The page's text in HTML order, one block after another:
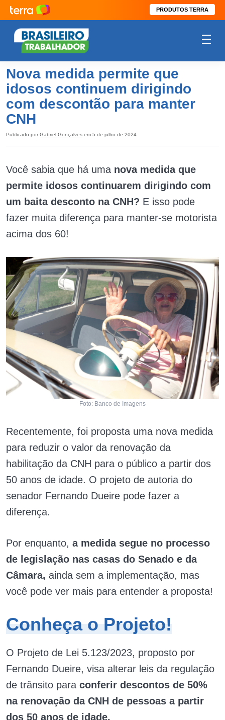
PRODUTOS TERRA
Nova medida permite que
idosos continuem dirigindo
com descontão para manter
CNH
Publicado por Gabriel Gonçalves em 5 de julho de 2024
Você sabia que há uma nova medida que
permite idosos continuarem dirigindo com
um baita desconto na CNH? E isso pode
fazer muita diferença para manter-se motorista
acima dos 60!
Foto: Banco de Imagens
Recentemente, foi proposta uma nova medida
para reduzir o valor da renovação da
habilitação da CNH para o público a partir dos
50 anos de idade. O projeto de autoria do
senador Fernando Dueire pode fazer a
diferença.
Por enquanto, a medida segue no processo
de legislação nas casas do Senado e da
Câmara, ainda sem a implementação, mas
você pode ver mais para entender a proposta!
Conheça o Projeto!
O Projeto de Lei 5.123/2023, proposto por
Fernando Dueire, visa alterar leis da regulação
de trânsito para conferir descontos de 50%
na renovação da CNH de pessoas a partir
dos 50 anos de idade.